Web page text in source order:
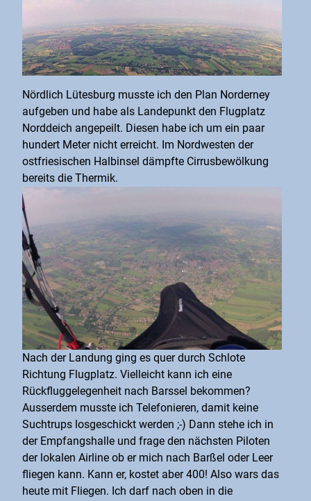
Nördlich Lütesburg musste ich den Plan Norderney
aufgeben und habe als Landepunkt den Flugplatz
Norddeich angepeilt. Diesen habe ich um ein paar
hundert Meter nicht erreicht. Im Nordwesten der
ostfriesischen Halbinsel dämpfte Cirrusbewölkung
bereits die Thermik.
Nach der Landung ging es quer durch Schlote
Richtung Flugplatz. Vielleicht kann ich eine
Rückfluggelegenheit nach Barssel bekommen?
Ausserdem musste ich Telefonieren, damit keine
Suchtrups losgeschickt werden ;-) Dann stehe ich in
der Empfangshalle und frage den nächsten Piloten
der lokalen Airline ob er mich nach Barßel oder Leer
fliegen kann. Kann er, kostet aber 400! Also wars das
heute mit Fliegen. Ich darf nach oben in die